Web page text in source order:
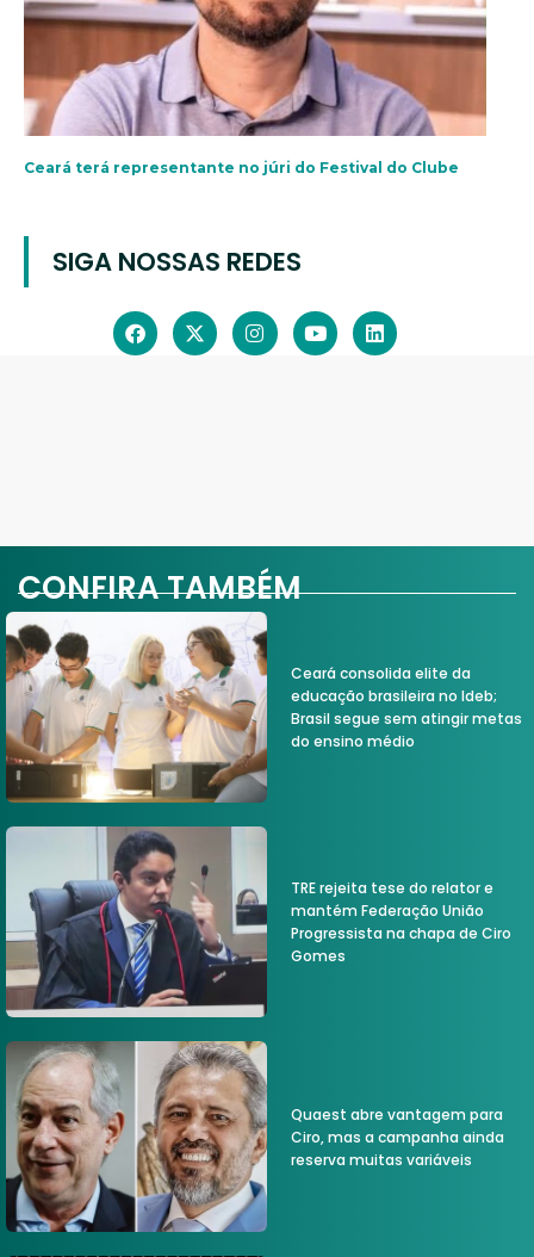
Ceará terá representante no júri do Festival do Clube
SIGA NOSSAS REDES
CONFIRA TAMBÉM
Ceará consolida elite da
educação brasileira no Ideb;
Brasil segue sem atingir metas
do ensino médio
TRE rejeita tese do relator e
mantém Federação União
Progressista na chapa de Ciro
Gomes
Quaest abre vantagem para
Ciro, mas a campanha ainda
reserva muitas variáveis